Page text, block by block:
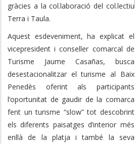
gràcies a la col.laboració del col.lectiu
Terra i Taula.
Aquest esdeveniment, ha explicat el
vicepresident i conseller comarcal de
Turisme Jaume Casañas, busca
desestacionalitzar el turisme al Baix
Penedès oferint als participants
l’oportunitat de gaudir de la comarca
fent un turisme “slow” tot descobrint
els diferents paisatges d’interior més
enllà de la platja i també la seva